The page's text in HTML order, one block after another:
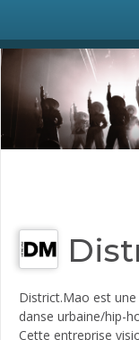
District.Mao est
danse urbaine/hip-
Cette entreprise